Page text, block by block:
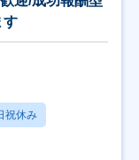
す
祝休み